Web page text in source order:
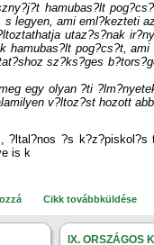
hamubas?lt
legyen, ami eml?kezteti
utaz?s?nak
hamubas?lt pog?cs?t,
sz?ks?ges
egy olyan ?ti
v?ltoz?st hozott
?ltal?nos ?s
is k
Cikk továbbküldése
IX. ORSZÁGOS